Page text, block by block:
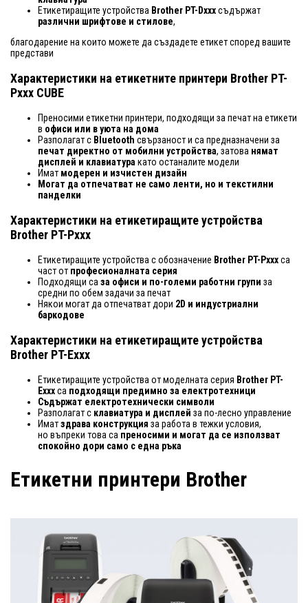
Етикетиращите устройства Brother PT-Dxxxсъдържат
различни шрифтове и стилове,
благодарение на които можете да създадете етикет според вашите
представи
Характеристики на етикетните принтери Brother PT-
Pxxx CUBE
Преносими етикетни принтери, подходящи за печат на етикети
в офиси или в уюта на дома
Разполагат с Bluetooth свързаност и са предназначени за
печат директно от мобилни устройства, затова нямат
дисплей и клавиатура като останалите модели
Имат модерен и изчистен дизайн
Могат да отпечатват не само ленти, но и текстилни
панделки
Характеристики на етикетиращите устройства
Brother PT-Pxxx
Етикетиращите устройства с обозначение Brother PT-Pxxxса
част от професионалната серия
Подходящи са за офиси и по-големи работни групи за
средни по обем задачи за печат
Някои могат да отпечатват дори 2D и индустриални
баркодове
Характеристики на етикетиращите устройства
Brother PT-Exxx
Етикетиращите устройства от моделната серия Brother PT-
Exxxса подходящи предимно за електротехници
Съдържат електротехнически символи
Разполагат с клавиатура и дисплей за по-лесно управление
Иматздрава конструкция за работа в тежки условия,
но въпреки това са преносими и могат да се използват
спокойно дори само с една ръка
Етикетни принтери Brother